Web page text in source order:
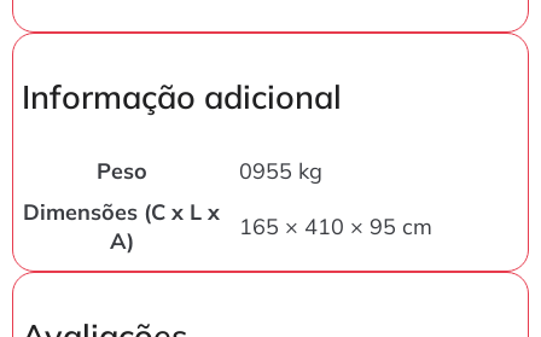
Informação adicional
Peso
0955 kg
Dimensões (C x L x
A)
165 × 410 × 95 cm